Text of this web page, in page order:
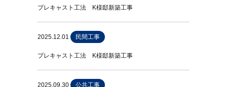
プレキャスト工法 K様邸新築工事
2025.12.01 民間工事
プレキャスト工法 K様邸新築工事
2025.09.30 公共工事